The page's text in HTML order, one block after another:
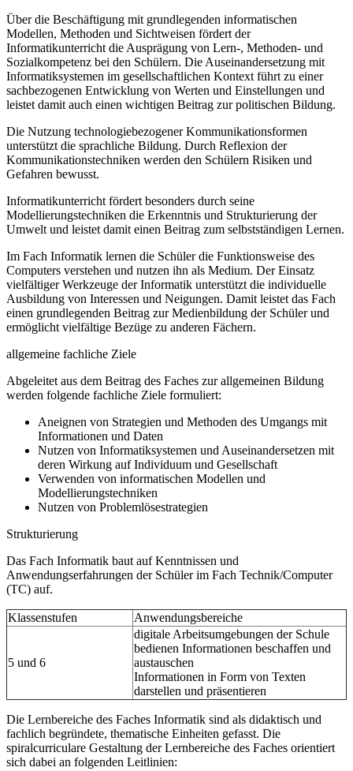
Über die Beschäftigung mit grundlegenden informatischen
Modellen, Methoden und Sichtweisen fördert der
Informatikunterricht die Ausprägung von Lern-, Methoden- und
Sozialkompetenz bei den Schülern. Die Auseinandersetzung mit
Informatiksystemen im gesellschaftlichen Kontext führt zu einer
sachbezogenen Entwicklung von Werten und Einstellungen und
leistet damit auch einen wichtigen Beitrag zur politischen Bildung.
Die Nutzung technologiebezogener Kommunikationsformen
unterstützt die sprachliche Bildung. Durch Reflexion der
Kommunikationstechniken werden den Schülern Risiken und
Gefahren bewusst.
Informatikunterricht fördert besonders durch seine
Modellierungstechniken die Erkenntnis und Strukturierung der
Umwelt und leistet damit einen Beitrag zum selbstständigen Lernen.
Im Fach Informatik lernen die Schüler die Funktionsweise des
Computers verstehen und nutzen ihn als Medium. Der Einsatz
vielfältiger Werkzeuge der Informatik unterstützt die individuelle
Ausbildung von Interessen und Neigungen. Damit leistet das Fach
einen grundlegenden Beitrag zur Medienbildung der Schüler und
ermöglicht vielfältige Bezüge zu anderen Fächern.
allgemeine fachliche Ziele
Abgeleitet aus dem Beitrag des Faches zur allgemeinen Bildung
werden folgende fachliche Ziele formuliert:
Aneignen von Strategien und Methoden des Umgangs mit
Informationen und Daten
Nutzen von Informatiksystemen und Auseinandersetzen mit
deren Wirkung auf Individuum und Gesellschaft
Verwenden von informatischen Modellen und
Modellierungstechniken
Nutzen von Problemlösestrategien
Strukturierung
Das Fach Informatik baut auf Kenntnissen und
Anwendungserfahrungen der Schüler im Fach Technik/Computer
(TC) auf.
Klassenstufen Anwendungsbereiche
5 und 6
digitale Arbeitsumgebungen der Schule
bedienen Informationen beschaffen und
austauschen
Informationen in Form von Texten
darstellen und präsentieren
Die Lernbereiche des Faches Informatik sind als didaktisch und
fachlich begründete, thematische Einheiten gefasst. Die
spiralcurriculare Gestaltung der Lernbereiche des Faches orientiert
sich dabei an folgenden Leitlinien: